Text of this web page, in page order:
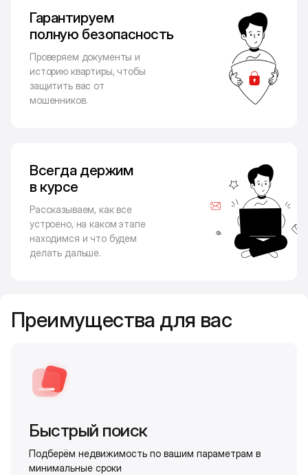
Гарантируем
полную безопасность
Проверяем документы и
историю квартиры, чтобы
защитить вас от
мошенников.
Всегда держим
в курсе
Рассказываем, как все
устроено, на каком этапе
находимся и что будем
делать дальше.
Преимущества для вас
Быстрый поиск
Подберём недвижимость по вашим параметрам в
минимальные сроки